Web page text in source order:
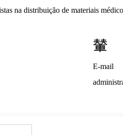
na distribuição de materiais
E-mail